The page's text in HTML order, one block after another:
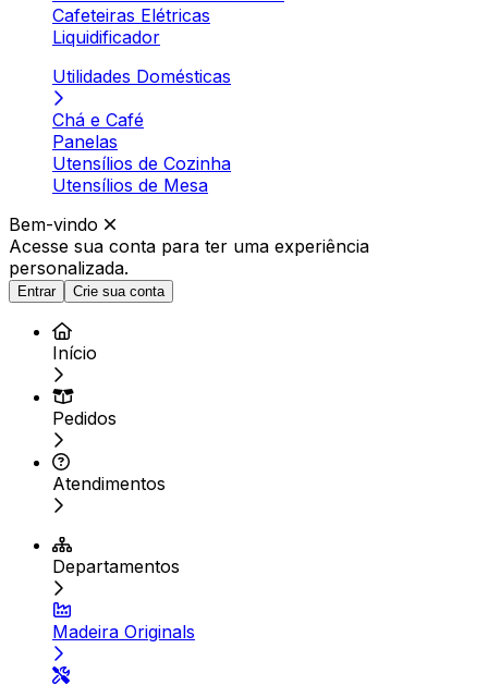
Cafeteiras Elétricas
Liquidificador
Utilidades Domésticas
Chá e Café
Panelas
Utensílios de Cozinha
Utensílios de Mesa
Bem-vindo
Acesse sua conta para ter uma experiência
personalizada.
Entrar Crie sua conta
Início
Pedidos
Atendimentos
Departamentos
Madeira Originals